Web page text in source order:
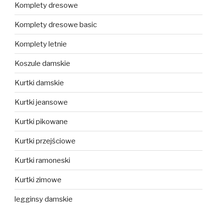
Komplety dresowe
Komplety dresowe basic
Komplety letnie
Koszule damskie
Kurtki damskie
Kurtki jeansowe
Kurtki pikowane
Kurtki przejściowe
Kurtki ramoneski
Kurtki zimowe
legginsy damskie